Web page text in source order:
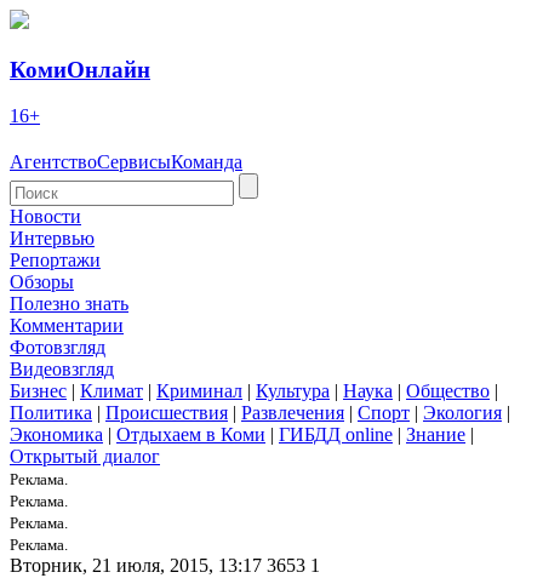
КомиОнлайн
16+
АгентствоСервисыКоманда
Новости
Интервью
Репортажи
Обзоры
Полезно знать
Комментарии
Фотовзгляд
Видеовзгляд
Бизнес | Климат | Криминал | Культура | Наука | Общество |
Политика | Происшествия | Развлечения | Спорт | Экология |
Экономика | Отдыхаем в Коми | ГИБДД online | Знание |
Открытый диалог
Реклама.
Реклама.
Реклама.
Реклама.
Вторник, 21 июля, 2015, 13:17 3653 1